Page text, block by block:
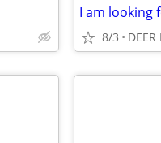
I am looking
8/3 DEER